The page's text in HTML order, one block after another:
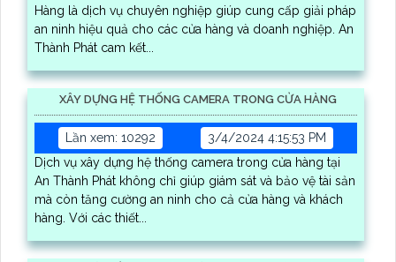
Hàng là dịch vụ chuyên nghiệp giúp cung cấp giải pháp
an ninh hiệu quả cho các cửa hàng và doanh nghiệp. An
Thành Phát cam kết...
XÂY DỰNG HỆ THỐNG CAMERA TRONG CỬA HÀNG
Lần xem: 10292
3/4/2024 4:15:53 PM
Dịch vụ xây dựng hệ thống camera trong cửa hàng tại
An Thành Phát không chỉ giúp giám sát và bảo vệ tài sản
mà còn tăng cường an ninh cho cả cửa hàng và khách
hàng. Với các thiết...